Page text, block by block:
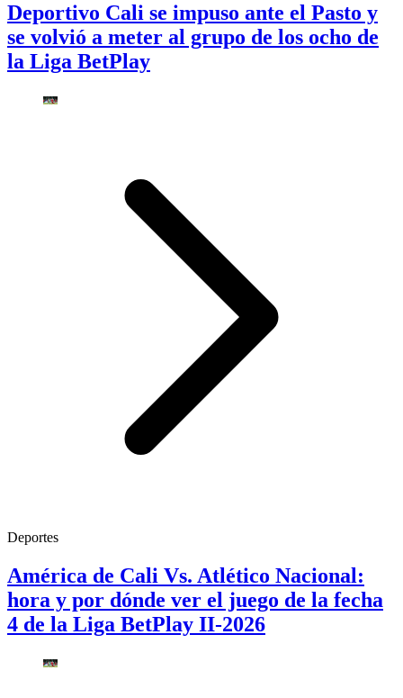
Deportivo Cali se impuso ante el Pasto y
se volvió a meter al grupo de los ocho de
la Liga BetPlay
Deportes
América de Cali Vs. Atlético Nacional:
hora y por dónde ver el juego de la fecha
4 de la Liga BetPlay II-2026